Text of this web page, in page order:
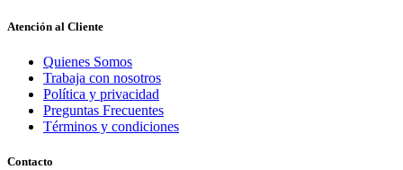
Atención al Cliente
Quienes Somos
Trabaja con nosotros
Política y privacidad
Preguntas Frecuentes
Términos y condiciones
Contacto